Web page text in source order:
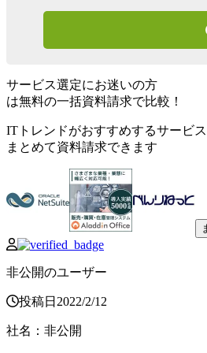
サービス選定にお迷いの方
は無料の一括資料請求で比較！
ITトレンドがおすすめするサービ
まとめて資料請求できます
非公開のユーザー
投稿日 2022/2/12
社名 ： 非公開